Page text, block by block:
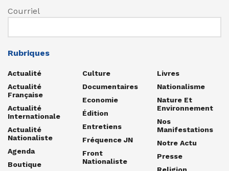
Courriel
Rubriques
Actualité
Actualité
Française
Actualité
Internationale
Actualité
Nationaliste
Agenda
Boutique
Culture
Documentaires
Economie
Édition
Entretiens
Fréquence JN
Front
Nationaliste
Livres
Nationalisme
Nature Et
Environnement
Nos
Manifestations
Notre Actu
Presse